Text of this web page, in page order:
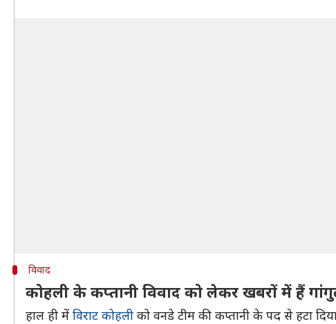
विवाद
कोहली के कप्तानी विवाद को लेकर खबरों में हैं
हाल ही में विराट कोहली को वनडे टीम की कप्तानी के पद से हटा